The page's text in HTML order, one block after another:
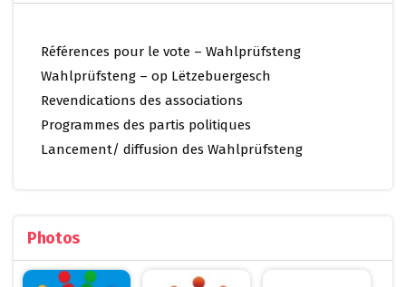
Références pour le vote – Wahlprüfsteng
Wahlprüfsteng – op Lëtzebuergesch
Revendications des associations
Programmes des partis politiques
Lancement/ diffusion des Wahlprüfsteng
Photos